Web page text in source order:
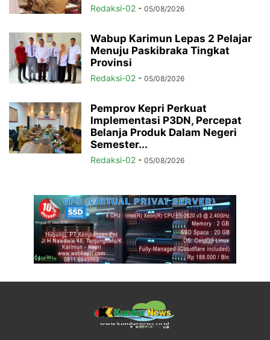
Redaksi-02 - 05/08/2026
Wabup Karimun Lepas 2 Pelajar
Menuju Paskibraka Tingkat
Provinsi
Redaksi-02 - 05/08/2026
Pemprov Kepri Perkuat
Implementasi P3DN, Percepat
Belanja Produk Dalam Negeri
Semester...
Redaksi-02 - 05/08/2026